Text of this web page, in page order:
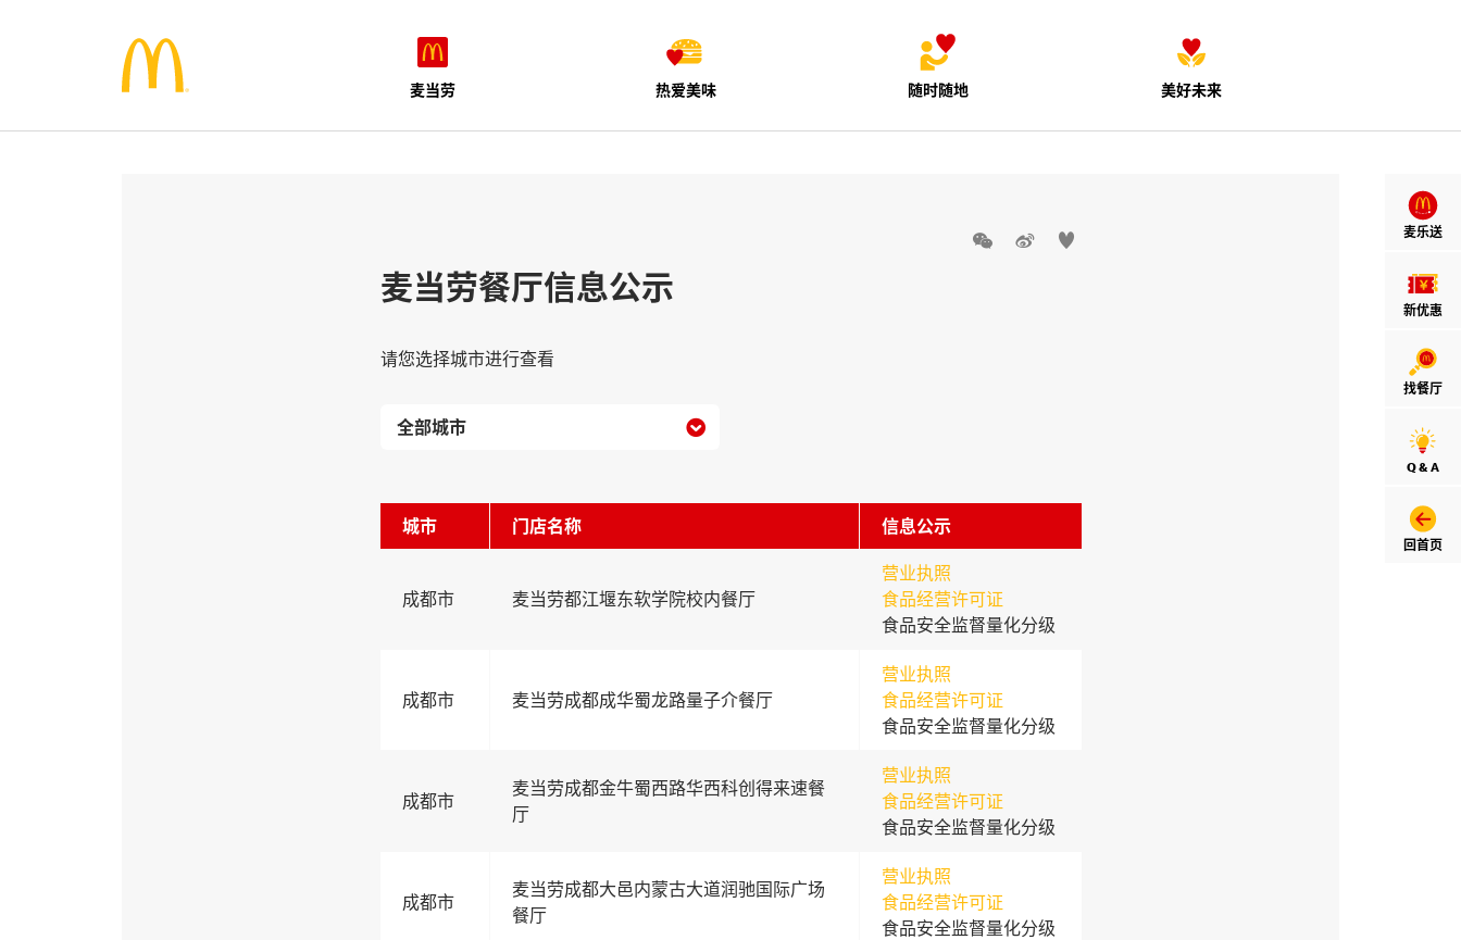
麦当劳 热爱美味 随时随地 美好未来
麦乐送
新优惠
找餐厅
Q & A
回首页
  
麦当劳餐厅信息公示
请您选择城市进行查看

城市 门店名称 信息公示
成都市 麦当劳都江堰东软学院校内餐厅
营业执照
食品经营许可证
食品安全监督量化分级
成都市 麦当劳成都成华蜀龙路量子介餐厅
营业执照
食品经营许可证
食品安全监督量化分级
成都市
麦当劳成都金牛蜀西路华西科创得来速餐
厅
营业执照
食品经营许可证
食品安全监督量化分级
成都市
麦当劳成都大邑内蒙古大道润驰国际广场
餐厅
营业执照
食品经营许可证
食品安全监督量化分级